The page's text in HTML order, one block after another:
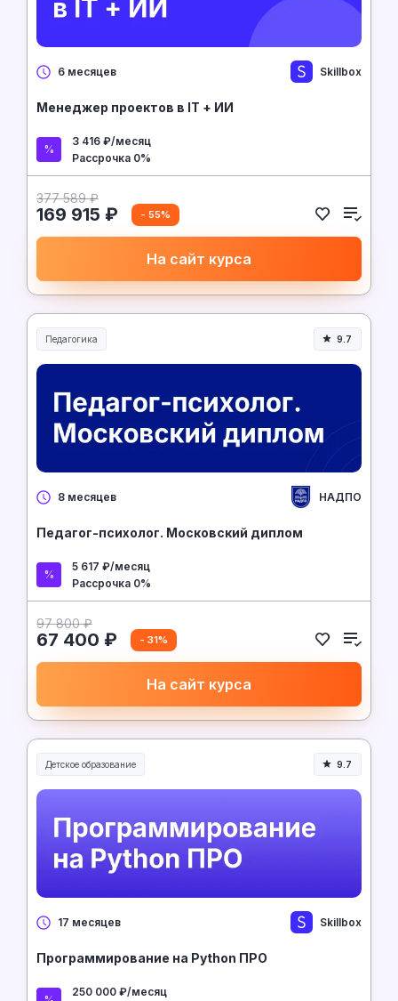
6 месяцев Skillbox
Менеджер проектов в IT + ИИ
3 416 ₽/месяц
Рассрочка 0%
377 589 ₽
169 915 ₽ - 55%
На сайт курса
Педагогика
Образование и педагогика
9.7
8 месяцев НАДПО
Педагог-психолог. Московский диплом
5 617 ₽/месяц
Рассрочка 0%
97 800 ₽
67 400 ₽ - 31%
На сайт курса
Детское образование 9.7
17 месяцев Skillbox
Программирование на Python ПРО
250 000 ₽/месяц